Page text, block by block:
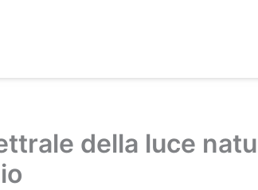
della luce